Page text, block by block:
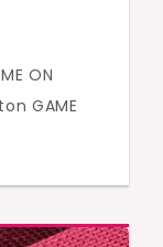
ON
GAME